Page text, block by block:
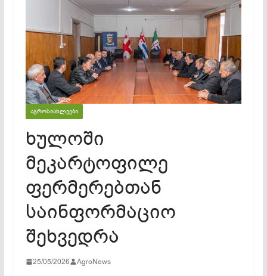
ᲐᲒᲠᲝᲡᲘᲐᲮᲚᲔᲔᲑᲘ
ხულოში
მეკარტოფილე
ფერმერებთან
საინფორმაციო
შეხვედრა
25/05/2026 AgroNews